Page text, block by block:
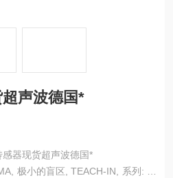
声波德国*
器现货超声波德国*
极小的盲区, TEACH-IN, 系列: -F